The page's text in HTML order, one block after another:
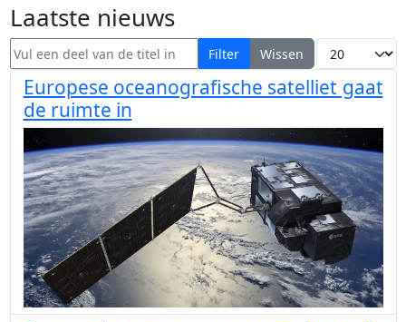
Laatste nieuws
Vul een deel van de titel in Filter Wissen Toon #
Europese oceanografische satelliet gaat
de ruimte in